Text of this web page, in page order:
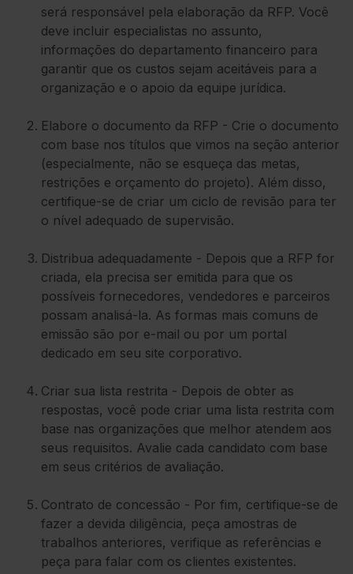
será responsável pela elaboração da RFP. Você
deve incluir especialistas no assunto,
informações do departamento financeiro para
garantir que os custos sejam aceitáveis para a
organização e o apoio da equipe jurídica.
Elabore o documento da RFP - Crie o documento
com base nos títulos que vimos na seção anterior
(especialmente, não se esqueça das metas,
restrições e orçamento do projeto). Além disso,
certifique-se de criar um ciclo de revisão para ter
o nível adequado de supervisão.
Distribua adequadamente - Depois que a RFP for
criada, ela precisa ser emitida para que os
possíveis fornecedores, vendedores e parceiros
possam analisá-la. As formas mais comuns de
emissão são por e-mail ou por um portal
dedicado em seu site corporativo.
Criar sua lista restrita - Depois de obter as
respostas, você pode criar uma lista restrita com
base nas organizações que melhor atendem aos
seus requisitos. Avalie cada candidato com base
em seus critérios de avaliação.
Contrato de concessão - Por fim, certifique-se de
fazer a devida diligência, peça amostras de
trabalhos anteriores, verifique as referências e
peça para falar com os clientes existentes.